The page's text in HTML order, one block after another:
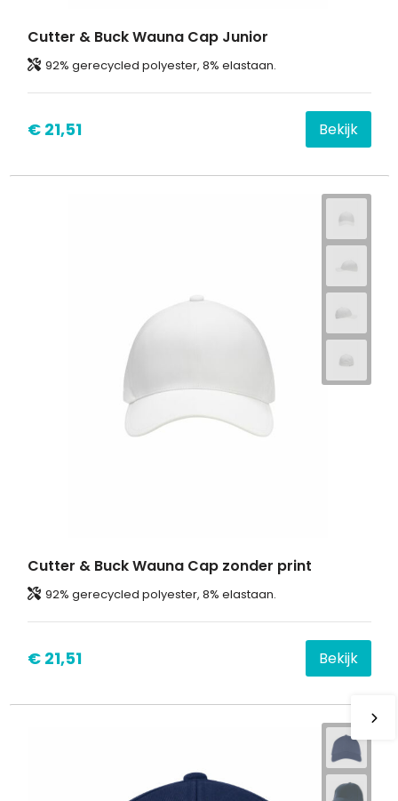
Cutter & Buck Wauna Cap Junior
92% gerecycled polyester, 8% elastaan.
€ 21,51 Bekijk
Cutter & Buck Wauna Cap zonder print
92% gerecycled polyester, 8% elastaan.
€ 21,51 Bekijk